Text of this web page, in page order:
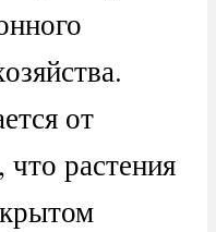
от
растения